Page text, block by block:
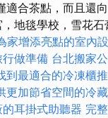
適合茶點，而且還
，地毯學校，雪花
家增添亮點的室內
做準備 台北搬家
到最適合的冷凍櫃
更加節省空間的冷
耳掛式助聽器 完